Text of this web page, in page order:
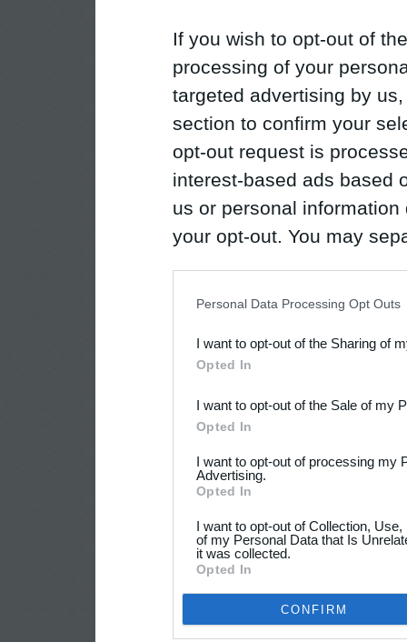
If you wish to opt-out of
processing of your
targeted advertising by
section to confirm your
opt-out request is
interest-based ads based
us or personal
your opt-out. You may
Downstream Participants
third parties.
Personal Data Processing Opt Outs
I want to opt-out of the Sharing of
Opted In
I want to opt-out of the Sale of my
Opted In
I want to opt-out of processing my
Advertising.
Opted In
I want to opt-out of Collection,
of my Personal Data that Is
it was collected.
Opted In
CONFIRM